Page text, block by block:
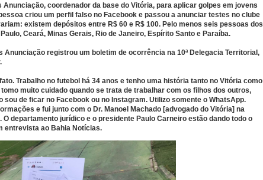
coordenador da base do Vitória, para aplicar golpes em jovens
criou um perfil falso no Facebook e passou a anunciar testes no clube
existem depósitos entre R$ 60 e R$ 100. Pelo menos seis pessoas dos
Ceará, Minas Gerais, Rio de Janeiro, Espírito Santo e Paraíba.
registrou um boletim de ocorrência na 10ª Delegacia Territorial,
Trabalho no futebol há 34 anos e tenho uma história tanto no Vitória como
muito cuidado quando se trata de trabalhar com os filhos dos outros,
sou de ficar no Facebook ou no Instagram. Utilizo somente o WhatsApp.
e fui junto com o Dr. Manoel Machado [advogado do Vitória] na
departamento jurídico e o presidente Paulo Carneiro estão dando todo o
entrevista ao Bahia Notícias.